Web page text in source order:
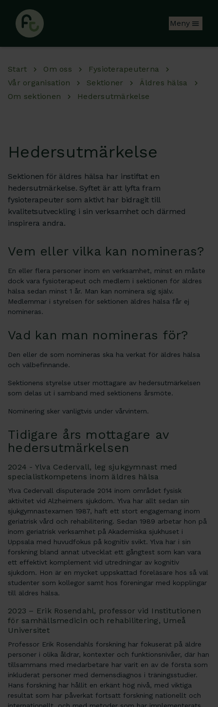
Meny
Start Om oss
Fysioterapeuterna
Vår organisation
Sektioner
Äldres hälsa
Om sektionen
Hedersutmärkelse
Hedersutmärkelse
Sektionen för äldres hälsa har instiftat en
hedersutmärkelse. Syftet är att lyfta fram
fysioterapeuter som aktivt har bidragit till
kvalitetsutveckling i sin verksamhet och därmed
inspirera andra.
Vem eller vilka kan nomineras?
En eller flera personer inom en verksamhet, minst en måste
dock vara fysioterapeut och medlem i sektionen för äldres
hälsa sedan minst 1 år. Man kan nominera sig själv.
Medlemmar i styrelsen för sektionen äldres hälsa får ej
nomineras.
Vad kan man nomineras för?
Den eller de som nomineras ska ha verkat för äldres hälsa
och välbefinnande.
Sektionens styrelse utser mottagare av hedersutmärkelsen
som delas ut i samband med sektionens årsmöte.
Nominering sker vanligtvis under vårvintern.
Tidigare års mottagare av
hedersutmärkelsen
2024 - Ylva Cedervall, leg sjukgymnast med
specialistkompetens inom äldres hälsa
Ylva Cedervall disputerade 2014 inom området fysisk
aktivitet vid Alzheimers sjukdom. Ylva har allt sedan sin
sjukgymnastexamen 1987, haft ett stort engagemang inom
geriatrisk vård och rehabilitering. Sedan 1989 arbetar hon på
inom geriatrisk verksamhet på Akademiska sjukhuset i
Uppsala med huvudfokus på kognitiv svikt. Ylva har i sin
forskning bland annat utvecklat ett gångtest som kan vara
ett effektivt komplement vid utredningar av kognitiv
sjukdom. Hon är en mycket uppskattad föreläsare hos så väl
studenter som kollegor samt hos föreningar med kopplingar
till äldres hälsa.
2023 – Erik Rosendahl, professor vid Institutionen
för samhällsmedicin och rehabilitering, Umeå
Universitet
Professor Erik Rosendahls forskning har fokuserat på äldre
personer i olika åldrar, kontexter och funktionsnivåer, där han
tillsammans med medarbetare har varit en av de första som
inkluderat personer med demensdiagnos i träningsstudier.
Hans forskning har hållit en erkänt hög nivå, med viktiga
resultat som har påverkat fortsatt forskning nationellt och